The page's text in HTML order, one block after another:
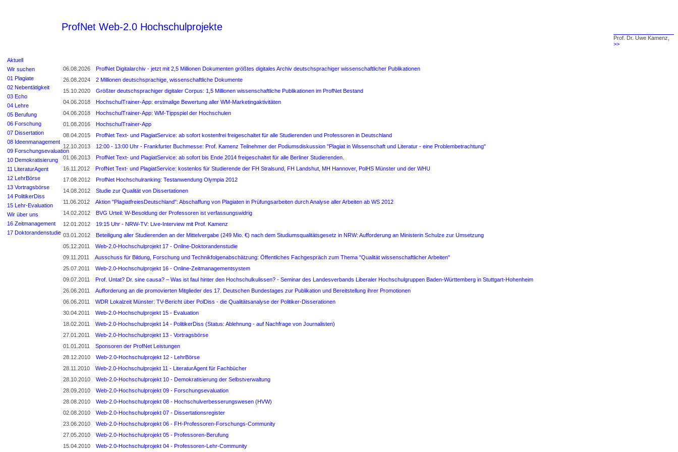
ProfNet Web-2.0 Hochschulprojekte
Prof. Dr. Uwe Kamenz,
>>
Aktuell
Wir suchen
01 Plagiate
02 Nebentätigkeit
03 Echo
04 Lehre
05 Berufung
06 Forschung
07 Dissertation
08 Ideenmanagement
09 Forschungsevaluation
10 Demokratisierung
11 LiteraturAgent
12 LehrBörse
13 Vortragsbörse
14 PolitikerDiss
15 Lehr-Evaluation
Wir über uns
16 Zeitmanagement
17 Doktorandenstudie
06.08.2026
ProfNet Digitalarchiv - jetzt mit 2,5 Millionen Dokumenten größtes digitales Archiv deutschsprachiger wissenschaftlicher Publikationen
26.08.2024
2 Millionen deutschsprachige, wissenschaftliche Dokumente
15.10.2020
Größter deutschsprachiger digitaler Corpus: 1,5 Millionen wissenschaftliche Publikationen im ProfNet Bestand
04.06.2018
HochschulTrainer-App: erstmalige Bewertung aller WM-Marketingaktivitäten
04.06.2018
HochschulTrainer-App: WM-Tippspiel der Hochschulen
01.08.2016
HochschulTrainer-App
08.04.2015
ProfNet Text- und PlagiatService: ab sofort kostenfrei freigeschaltet für alle Studierenden und Professoren in Deutschland
12.10.2013
12:00 - 13:00 Uhr - Frankfurter Buchmesse: Prof. Kamenz Teilnehmer der Podiumsdiskussion "Plagiat in Wissenschaft und Literatur - eine Problembetrachtung"
01.06.2013
ProfNet Text- und PlagiatService: ab sofort bis Ende 2014 freigeschaltet für alle Berliner Studierenden.
16.11.2012
ProfNet Text- und PlagiatService: kostenlos für Studierende der FH Stralsund, FH Landshut, MH Hannover, PolHS Münster und der WHU
17.08.2012
ProfNet Hochschulranking: Testanwendung Olympia 2012
14.08.2012
Studie zur Qualität von Dissertationen
11.06.2012
Aktion "PlagiatfreiesDeutschland": Abschaffung von Plagiaten in Prüfungsarbeiten durch Analyse aller Arbeiten ab WS 2012
14.02.2012
BVG Urteil: W-Besoldung der Professoren ist verfassungswidrig
12.01.2012
19:15 Uhr - NRW-TV: Live-Interview mit Prof. Kamenz
03.01.2012
Beteiligung aller Studierenden an der Mittelvergabe (249 Mio. €) nach dem Studiumsqualitätsgesetz in NRW: Aufforderung an Ministerin Schulze zur Umsetzung
05.12.2011
Web-2.0-Hochschulprojekt 17 - Online-Doktorandenstudie
09.11.2011
Ausschuss für Bildung, Forschung und Technikfolgenabschätzung: Öffentliches Fachgespräch zum Thema "Qualität wissenschaftlicher Arbeiten"
25.07.2011
Web-2.0-Hochschulprojekt 16 - Online-Zeitmanagementsystem
09.07.2011
Prof. Untat? Dr. sine causa? – Was ist faul hinter den Hochschulkulissen? - Seminar des Landesverbands Liberaler Hochschulgruppen Baden-Württemberg in Stuttgart-Hohenheim
26.06.2011
Aufforderung an die promovierten Mitglieder des 17. Deutschen Bundestages zur Publikation und Bereitstellung ihrer Promotionen
06.06.2011
WDR Lokalzeit Münster: TV-Bericht über PolDiss - die Qualitätsanalyse der Politiker-Disserationen
30.04.2011
Web-2.0-Hochschulprojekt 15 - Evaluation
18.02.2011
Web-2.0-Hochschulprojekt 14 - PolitikerDiss (Status: Ablehnung - auf Nachfrage von Journalisten)
27.01.2011
Web-2.0-Hochschulprojekt 13 - Vortragsbörse
01.01.2011
Sponsoren der ProfNet Leistungen
28.12.2010
Web-2.0-Hochschulprojekt 12 - LehrBörse
28.11.2010
Web-2.0-Hochschulprojekt 11 - LiteraturAgent für Fachbücher
28.10.2010
Web-2.0-Hochschulprojekt 10 - Demokratisierung der Selbstverwaltung
28.09.2010
Web-2.0-Hochschulprojekt 09 - Forschungsevaluation
28.08.2010
Web-2.0-Hochschulprojekt 08 - Hochschulverbesserungswesen (HVW)
02.08.2010
Web-2.0-Hochschulprojekt 07 - Dissertationsregister
23.06.2010
Web-2.0-Hochschulprojekt 06 - FH-Professoren-Forschungs-Community
27.05.2010
Web-2.0-Hochschulprojekt 05 - Professoren-Berufung
15.04.2010
Web-2.0-Hochschulprojekt 04 - Professoren-Lehr-Community